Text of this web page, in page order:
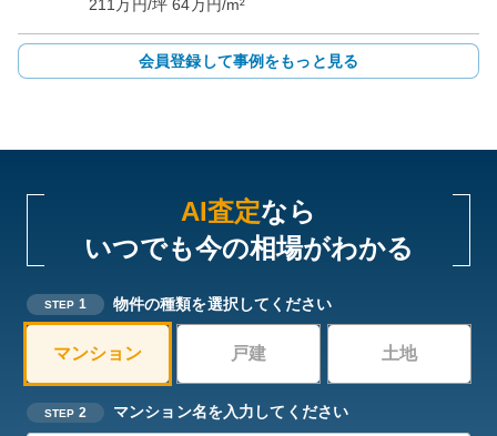
211万円/坪 64万円/m²
会員登録して事例をもっと見る
AI査定なら
いつでも今の相場がわかる
STEP 1 物件の種類を選択してください
マンション 戸建 土地
STEP 2 マンション名を入力してください